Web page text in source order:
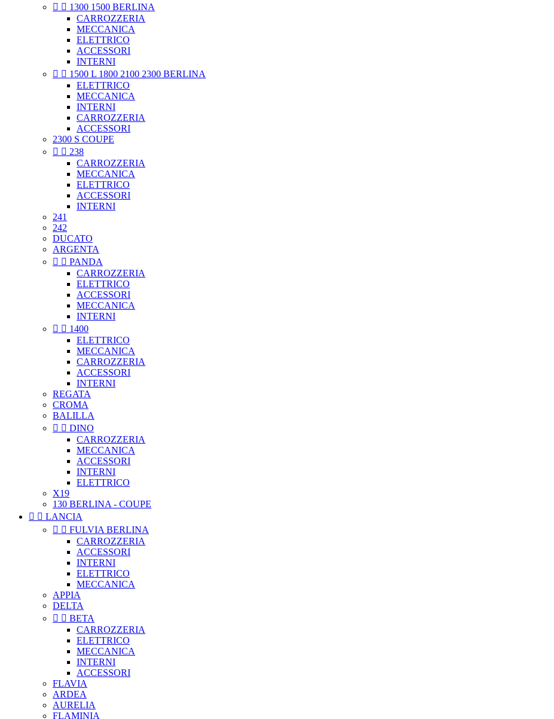
  1300 1500 BERLINA
CARROZZERIA
MECCANICA
ELETTRICO
ACCESSORI
INTERNI
  1500 L 1800 2100 2300 BERLINA
ELETTRICO
MECCANICA
INTERNI
CARROZZERIA
ACCESSORI
2300 S COUPE
  238
CARROZZERIA
MECCANICA
ELETTRICO
ACCESSORI
INTERNI
241
242
DUCATO
ARGENTA
  PANDA
CARROZZERIA
ELETTRICO
ACCESSORI
MECCANICA
INTERNI
  1400
ELETTRICO
MECCANICA
CARROZZERIA
ACCESSORI
INTERNI
REGATA
CROMA
BALILLA
  DINO
CARROZZERIA
MECCANICA
ACCESSORI
INTERNI
ELETTRICO
X19
130 BERLINA - COUPE
  LANCIA
  FULVIA BERLINA
CARROZZERIA
ACCESSORI
INTERNI
ELETTRICO
MECCANICA
APPIA
DELTA
  BETA
CARROZZERIA
ELETTRICO
MECCANICA
INTERNI
ACCESSORI
FLAVIA
ARDEA
AURELIA
FLAMINIA